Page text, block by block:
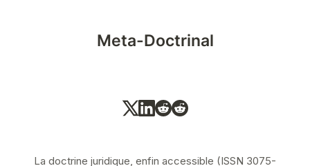
Meta-Doctrinal
La doctrine juridique, enfin accessible (ISSN 3075-